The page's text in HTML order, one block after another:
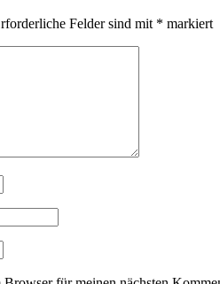
Felder sind mit * markiert